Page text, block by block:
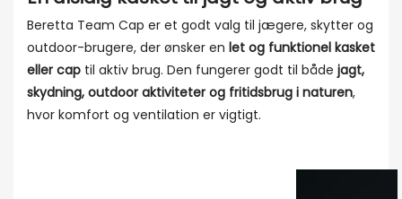
Beretta Team Cap er et godt valg til jægere, skytter og
outdoor-brugere, der ønsker en let og funktionel kasket
eller cap til aktiv brug. Den fungerer godt til både jagt,
skydning, outdoor aktiviteter og fritidsbrug i naturen,
hvor komfort og ventilation er vigtigt.